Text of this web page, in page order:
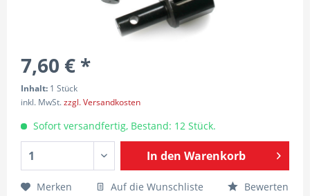
7,60 € *
Inhalt: 1 Stück
inkl. MwSt.zzgl. Versandkosten
Sofort versandfertig, Bestand: 12 Stück.
In den Warenkorb
Merken Auf die Wunschliste Bewerten